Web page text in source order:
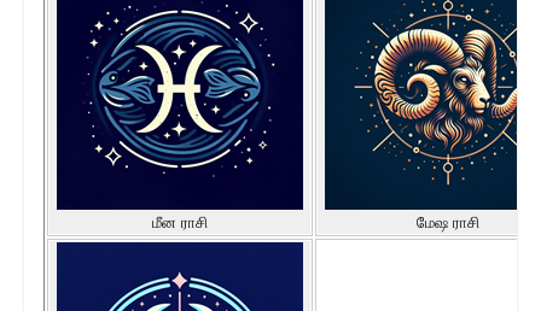
மீன ராசி மேஷ ராசி